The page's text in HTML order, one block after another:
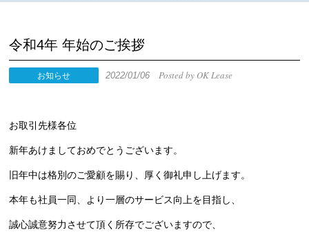
令和4年 年始のご挨拶
お知らせ 2022/01/06Posted by OK Lease
お取引先様各位
新年あけましておめでとうございます。
旧年中は格別のご愛顧を賜り、厚く御礼申し上げます。
本年も社員一同、より一層のサービス向上を目指し、
誠心誠意努力させて頂く所存でございますので、